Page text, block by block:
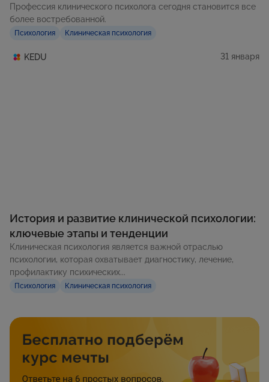
Профессия клинического психолога сегодня становится все
более востребованной.
Психология Клиническая психология
KEDU 31 января
История и развитие клинической психологии:
ключевые этапы и тенденции
Клиническая психология является важной отраслью
психологии, которая охватывает диагностику, лечение,
профилактику психических...
Психология Клиническая психология